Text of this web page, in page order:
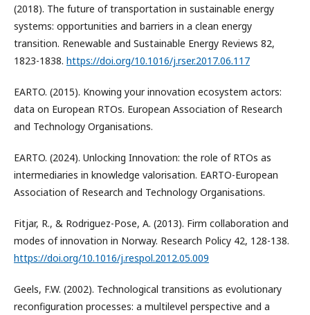
(2018). The future of transportation in sustainable energy
systems: opportunities and barriers in a clean energy
transition. Renewable and Sustainable Energy Reviews 82,
1823-1838. https://doi.org/10.1016/j.rser.2017.06.117
EARTO. (2015). Knowing your innovation ecosystem actors:
data on European RTOs. European Association of Research
and Technology Organisations.
EARTO. (2024). Unlocking Innovation: the role of RTOs as
intermediaries in knowledge valorisation. EARTO-European
Association of Research and Technology Organisations.
Fitjar, R., & Rodriguez-Pose, A. (2013). Firm collaboration and
modes of innovation in Norway. Research Policy 42, 128-138.
https://doi.org/10.1016/j.respol.2012.05.009
Geels, F.W. (2002). Technological transitions as evolutionary
reconfiguration processes: a multilevel perspective and a